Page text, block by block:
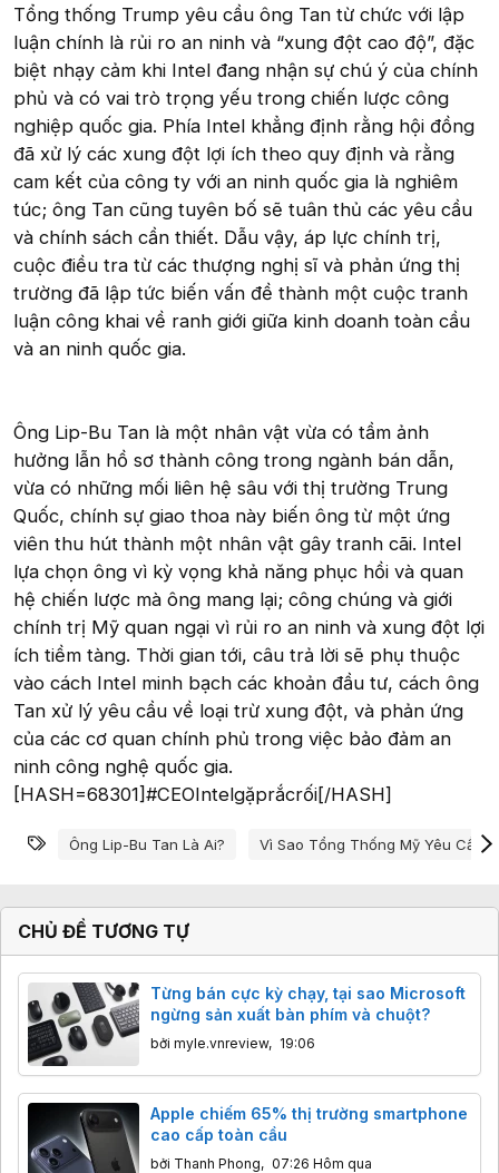
Tổng thống Trump yêu cầu ông Tan từ chức với lập
luận chính là rủi ro an ninh và “xung đột cao độ”, đặc
biệt nhạy cảm khi Intel đang nhận sự chú ý của chính
phủ và có vai trò trọng yếu trong chiến lược công
nghiệp quốc gia. Phía Intel khẳng định rằng hội đồng
đã xử lý các xung đột lợi ích theo quy định và rằng
cam kết của công ty với an ninh quốc gia là nghiêm
túc; ông Tan cũng tuyên bố sẽ tuân thủ các yêu cầu
và chính sách cần thiết. Dẫu vậy, áp lực chính trị,
cuộc điều tra từ các thượng nghị sĩ và phản ứng thị
trường đã lập tức biến vấn đề thành một cuộc tranh
luận công khai về ranh giới giữa kinh doanh toàn cầu
và an ninh quốc gia.
Ông Lip-Bu Tan là một nhân vật vừa có tầm ảnh
hưởng lẫn hồ sơ thành công trong ngành bán dẫn,
vừa có những mối liên hệ sâu với thị trường Trung
Quốc, chính sự giao thoa này biến ông từ một ứng
viên thu hút thành một nhân vật gây tranh cãi. Intel
lựa chọn ông vì kỳ vọng khả năng phục hồi và quan
hệ chiến lược mà ông mang lại; công chúng và giới
chính trị Mỹ quan ngại vì rủi ro an ninh và xung đột lợi
ích tiềm tàng. Thời gian tới, câu trả lời sẽ phụ thuộc
vào cách Intel minh bạch các khoản đầu tư, cách ông
Tan xử lý yêu cầu về loại trừ xung đột, và phản ứng
của các cơ quan chính phủ trong việc bảo đảm an
ninh công nghệ quốc gia.
[HASH=68301]#CEOIntelgặprắcrối[/HASH]
Từ khóa
Ông Lip-Bu Tan Là Ai? Vì Sao Tổng Thống Mỹ Yêu Cầu
CHỦ ĐỀ TƯƠNG TỰ
Từng bán cực kỳ chạy, tại sao Microsoft
ngừng sản xuất bàn phím và chuột?
bởi myle.vnreview, 19:06
Apple chiếm 65% thị trường smartphone
cao cấp toàn cầu
bởi Thanh Phong, 07:26 Hôm qua